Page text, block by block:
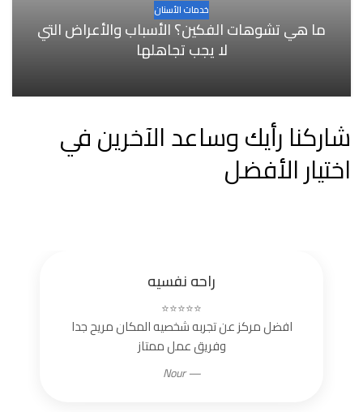
خدمات الأسنان
ما هي تشوهات الفكين؟ الأسباب والأعراض التي
لا يجب تجاهلها
شاركنا رأيك وساعد الآخرين في
اختيار الأفضل
راحه نفسيه
⭐⭐⭐⭐⭐
افضل مركز عن تجربه شخصيه المكان مريح جدا
وفريق عمل ممتاز
— Nour